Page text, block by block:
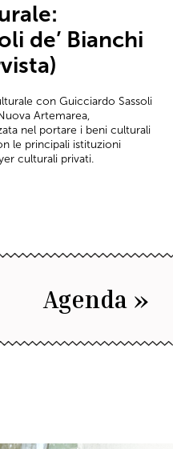
de’ Bianchi
con Guicciardo Sassoli
Artemarea,
nel portare i beni culturali
le principali istituzioni
culturali privati.
Agenda »